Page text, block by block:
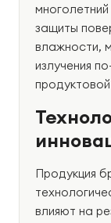
защиты
влажности,
излучения
Продукция
влияют на